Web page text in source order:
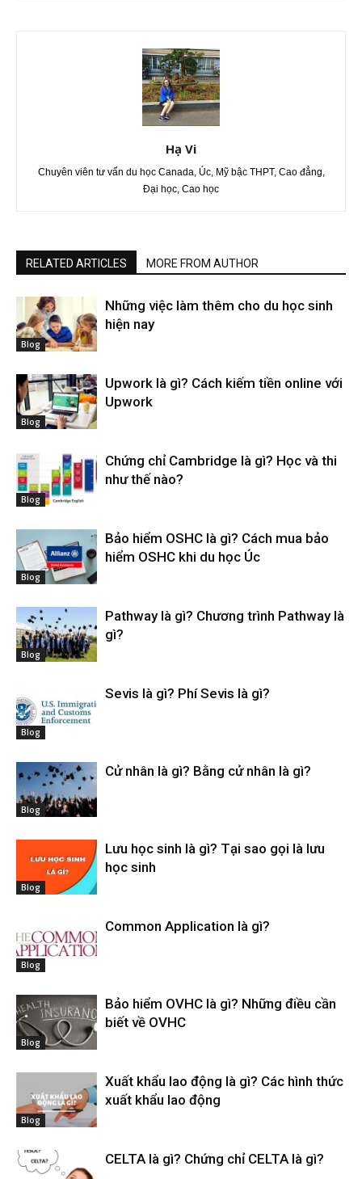
Hạ Vi
Chuyên viên tư vấn du học Canada, Úc, Mỹ bậc THPT, Cao đẳng,
Đại học, Cao học
RELATED ARTICLES MORE FROM AUTHOR
Blog
Những việc làm thêm cho du học sinh
hiện nay
Blog
Upwork là gì? Cách kiếm tiền online với
Upwork
Blog
Chứng chỉ Cambridge là gì? Học và thi
như thế nào?
Blog
Bảo hiểm OSHC là gì? Cách mua bảo
hiểm OSHC khi du học Úc
Blog
Pathway là gì? Chương trình Pathway là
gì?
Blog
Sevis là gì? Phí Sevis là gì?
Blog
Cử nhân là gì? Bằng cử nhân là gì?
Blog
Lưu học sinh là gì? Tại sao gọi là lưu
học sinh
Blog
Common Application là gì?
Blog
Bảo hiểm OVHC là gì? Những điều cần
biết về OVHC
Blog
Xuất khẩu lao động là gì? Các hình thức
xuất khẩu lao động
CELTA là gì? Chứng chỉ CELTA là gì?